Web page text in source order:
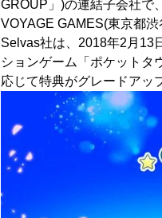
GROUP」)の連結子会社で
VOYAGE GAMES(東京都
Selvas社は、2018年2月13
ションゲーム「ポケットタ
応じて特典がグレードアッ